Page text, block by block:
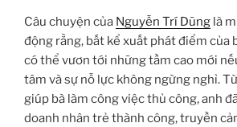
Câu chuyện của Nguyễn Trí Dũng là
động rằng, bất kể xuất phát điểm của
có thể vươn tới những tầm cao mới
tâm và sự nỗ lực không ngừng nghỉ.
giúp bà làm công việc thủ công, anh
doanh nhân trẻ thành công, truyền